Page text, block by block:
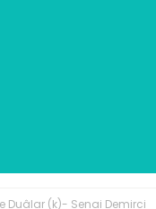
Duâlar (k)- Senai Demirci